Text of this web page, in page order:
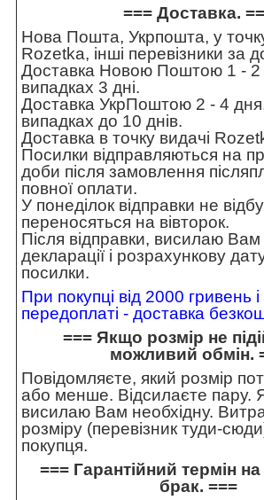
=== Доставка.
Нова Пошта, Укрпошта, у
Rozetka, інші перевізники за
Доставка Новою Поштою 1 - 2
випадках 3 дні.
Доставка УкрПоштою 2 - 4
випадках до 10 днів.
Доставка в точку видачі
Посилки відправляються на
доби після замовлення
повної оплати.
У понеділок відправки не
переносяться на вівторок.
Після відправки, висилаю
декларації і розрахункову
посилки.
При покупці від 2000 гривень
передоплаті - доставка
=== Якщо розмір не
можливий обмін.
Повідомляєте, який розмір
або менше. Відсилаєте пару. Я
висилаю Вам необхідну.
розміру (перевізник туди-
покупця.
=== Гарантійний термін
брак. ===